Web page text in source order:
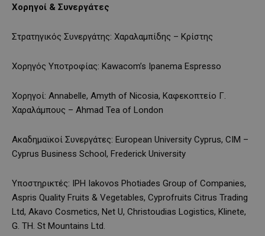
Χορηγοί & Συνεργάτες
Στρατηγικός Συνεργάτης: Χαραλαμπίδης – Κρίστης
Χορηγός Υποτροφίας: Kawacom’s Ipanema Espresso
Χορηγοί: Annabelle, Amyth of Nicosia, Καφεκοπτείο Γ.
Χαραλάμπους – Ahmad Tea of London
Ακαδημαϊκοί Συνεργάτες: European University Cyprus, CIM –
Cyprus Business School, Frederick University
Υποστηρικτές: IPH Iakovos Photiades Group of Companies,
Aspris Quality Fruits & Vegetables, Cyprofruits Citrus Trading
Ltd, Akavo Cosmetics, Net U, Christoudias Logistics, Klinete,
G. TH. St Mountains Ltd.